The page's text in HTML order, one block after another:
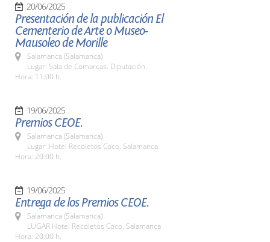
20/06/2025
Presentación de la publicación El
Cementerio de Arte o Museo-
Mausoleo de Morille
Salamanca (Salamanca)
Lugar: Sala de Comarcas. Diputación.
Hora: 11:00 h.
19/06/2025
Premios CEOE.
Salamanca (Salamanca)
Lugar: Hotel Recoletos Coco. Salamanca
Hora: 20:00 h.
19/06/2025
Entrega de los Premios CEOE.
Salamanca (Salamanca)
LUGAR Hotel Recoletos Coco. Salamanca
Hora: 20:00 h.